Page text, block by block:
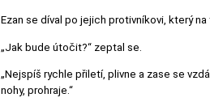
Ezan se díval po jejich protivníkovi, který
„Jak bude útočit?“ zeptal se.
„Nejspíš rychle přiletí, plivne a zase se
nohy, prohraje.“